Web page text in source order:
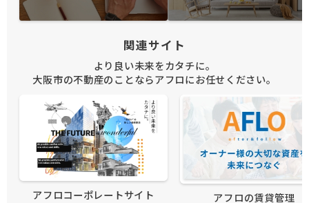
関連サイト
より良い未来をカタチに。
大阪市の不動産のことならアフロにお任せください。
アフロコーポレートサイト アフロの賃貸管理